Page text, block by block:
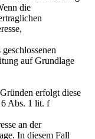
die
auf Grundlage
erfolgt diese
6 Abs. 1 lit. f
an der
In diesem Fall